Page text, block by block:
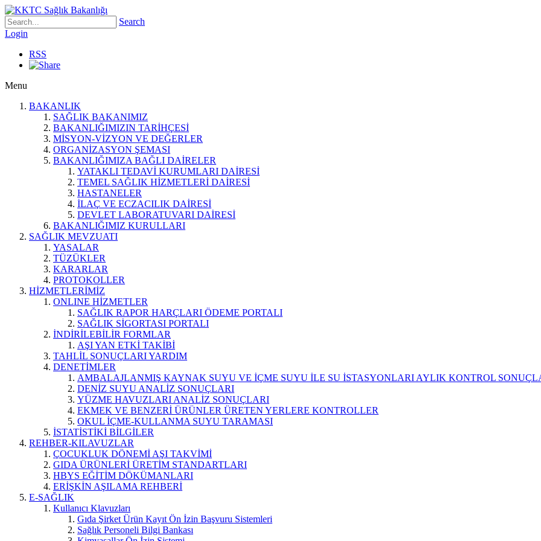
Search
Login
RSS
Menu
BAKANLIK
SAĞLIK BAKANIMIZ
BAKANLIĞIMIZIN TARİHÇESİ
MİSYON-VİZYON VE DEĞERLER
ORGANİZASYON ŞEMASI
BAKANLIĞIMIZA BAĞLI DAİRELER
YATAKLI TEDAVİ KURUMLARI DAİRESİ
TEMEL SAĞLIK HİZMETLERİ DAİRESİ
HASTANELER
İLAÇ VE ECZACILIK DAİRESİ
DEVLET LABORATUVARI DAİRESİ
BAKANLIĞIMIZ KURULLARI
SAĞLIK MEVZUATI
YASALAR
TÜZÜKLER
KARARLAR
PROTOKOLLER
HİZMETLERİMİZ
ONLINE HİZMETLER
SAĞLIK RAPOR HARÇLARI ÖDEME PORTALI
SAĞLIK SİGORTASI PORTALI
İNDİRİLEBİLİR FORMLAR
AŞI YAN ETKİ TAKİBİ
TAHLİL SONUÇLARI YARDIM
DENETİMLER
AMBALAJLANMIŞ KAYNAK SUYU VE İÇME SUYU İLE SU İSTASYONLARI AYLIK KONTROL
DENİZ SUYU ANALİZ SONUÇLARI
YÜZME HAVUZLARI ANALİZ SONUÇLARI
EKMEK VE BENZERİ ÜRÜNLER ÜRETEN YERLERE KONTROLLER
OKUL İÇME-KULLANMA SUYU TARAMASI
İSTATİSTİKİ BİLGİLER
REHBER-KILAVUZLAR
ÇOCUKLUK DÖNEMİ AŞI TAKVİMİ
GIDA ÜRÜNLERİ ÜRETİM STANDARTLARI
HBYS EĞİTİM DÖKÜMANLARI
ERİŞKİN AŞILAMA REHBERİ
E-SAĞLIK
Kullanıcı Klavuzları
Gıda Şirket Ürün Kayıt Ön İzin Başvuru Sistemleri
Sağlık Personeli Bilgi Bankası